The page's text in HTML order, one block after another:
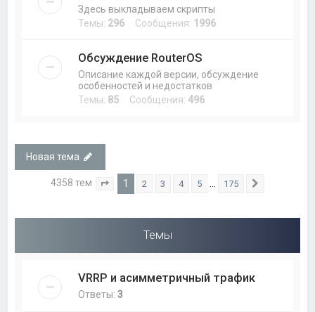
Здесь выкладываем скрипты
Темы: 296 Сообщения: 1996
Обсуждение RouterOS
Описание каждой версии, обсуждение
особенностей и недостатков
Темы: 85 Сообщения:496
Новая тема
4358 тем Страница из 175
1 2 3 4 5 175
Темы
VRRP и асимметричный трафик
Ответы:3